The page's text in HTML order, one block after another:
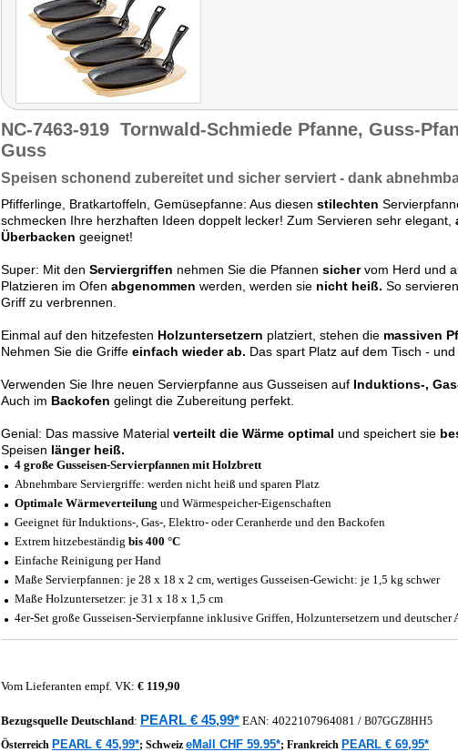
Getestet wurde NC-2900.
NC-7463-919 Tornwald-Schmiede Pfanne, Guss-
Guss
Speisen schonend zubereitet und sicher serviert - dank
Pfifferlinge, Bratkartoffeln, Gemüsepfanne: Aus diesen stilechten
schmecken Ihre herzhaften Ideen doppelt lecker! Zum Servieren sehr elegant,
Überbacken geeignet!
Super: Mit den Serviergriffen nehmen Sie die Pfannen sichervom Herd und
Platzieren im Ofen abgenommen werden, werden sie nicht heiß. So
Griff zu verbrennen.
Einmal auf den hitzefesten Holzuntersetzern platziert, stehen die massiven
Nehmen Sie die Griffe einfach wieder ab. Das spart Platz auf dem Tisch -
Verwenden Sie Ihre neuen Servierpfanne aus Gusseisen auf Induktions-,
Auch im Backofen gelingt die Zubereitung perfekt.
Genial: Das massive Material verteilt die Wärme optimal und speichert sie
Speisen länger heiß.
4 große Gusseisen-Servierpfannen mit Holzbrett
Abnehmbare Serviergriffe: werden nicht heiß und sparen Platz
Optimale Wärmeverteilung und Wärmespeicher-Eigenschaften
Geeignet für Induktions-, Gas-, Elektro- oder Ceranherde und den Backofen
Extrem hitzebeständig bis 400 °C
Einfache Reinigung per Hand
Maße Servierpfannen: je 28 x 18 x 2 cm, wertiges Gusseisen-Gewicht: je 1,5 kg schwer
Maße Holzuntersetzer: je 31 x 18 x 1,5 cm
4er-Set große Gusseisen-Servierpfanne inklusive Griffen, Holzuntersetzern und deutscher
Vom Lieferanten empf. VK: € 119,90
Bezugsquelle Deutschland: PEARL € 45,99* EAN: 4022107964081 / B07GGZ8HH5
Österreich PEARL € 45,99*; Schweiz eMall CHF 59.95*; Frankreich PEARL € 69,95*